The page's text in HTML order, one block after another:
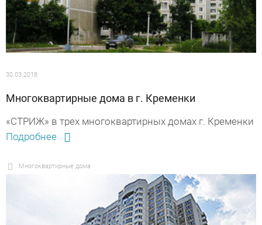
30.03.2018
Многоквартирные дома в г. Кременки
«СТРИЖ» в трех многоквартирных домах г. Кременки
Подробнее
Многоквартирные дома